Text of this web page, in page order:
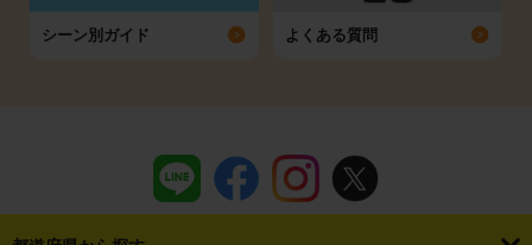
シーン別ガイド よくある質問